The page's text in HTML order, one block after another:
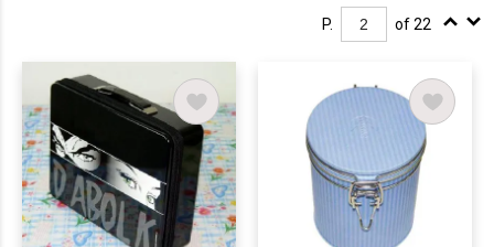
P. of 22